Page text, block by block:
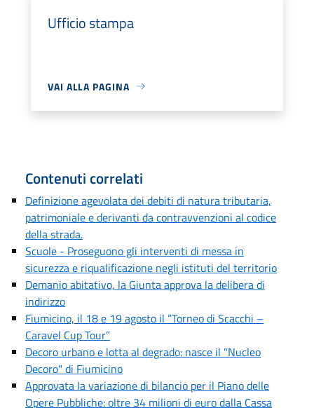
Ufficio stampa
VAI ALLA PAGINA
Contenuti correlati
Definizione agevolata dei debiti di natura tributaria,
patrimoniale e derivanti da contravvenzioni al codice
della strada.
Scuole - Proseguono gli interventi di messa in
sicurezza e riqualificazione negli istituti del territorio
Demanio abitativo, la Giunta approva la delibera di
indirizzo
Fiumicino, il 18 e 19 agosto il “Torneo di Scacchi –
Caravel Cup Tour”
Decoro urbano e lotta al degrado: nasce il "Nucleo
Decoro" di Fiumicino
Approvata la variazione di bilancio per il Piano delle
Opere Pubbliche: oltre 34 milioni di euro dalla Cassa